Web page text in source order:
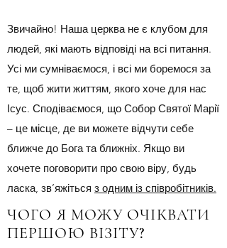
Звичайно! Наша церква не є клубом для
людей, які мають відповіді на всі питання.
Усі ми сумніваємося, і всі ми боремося за
те, щоб жити життям, якого хоче для нас
Ісус. Сподіваємося, що Собор Святої Марії
– це місце, де ви можете відчути себе
ближче до Бога та ближніх. Якщо ви
хочете поговорити про свою віру, будь
ласка, зв’яжіться з одним із співробітників.
ЧОГО Я МОЖУ ОЧІКВАТИ
ПЕРШОЮ ВІЗІТУ?